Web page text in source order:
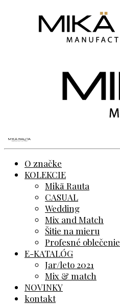
O značke
KOLEKCIE
Mikä Rauta
CASUAL
Wedding
Mix and Match
Šitie na mieru
Profesné oblečenie
E-KATALÓG
Jar/leto 2021
Mix & match
NOVINKY
kontakt